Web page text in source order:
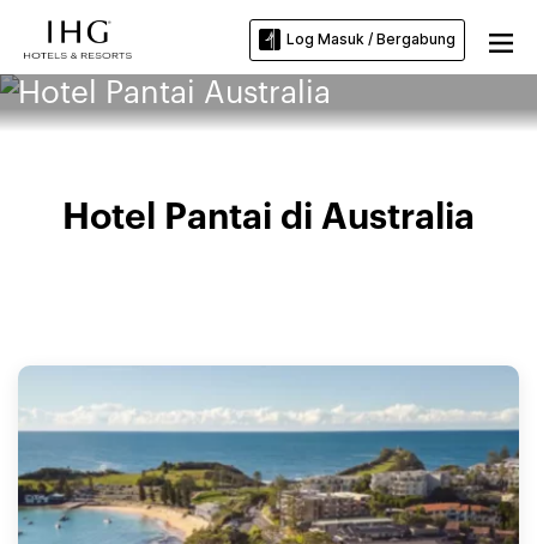
Log Masuk / Bergabung
Hotel Pantai Australia
Hotel Pantai di Australia